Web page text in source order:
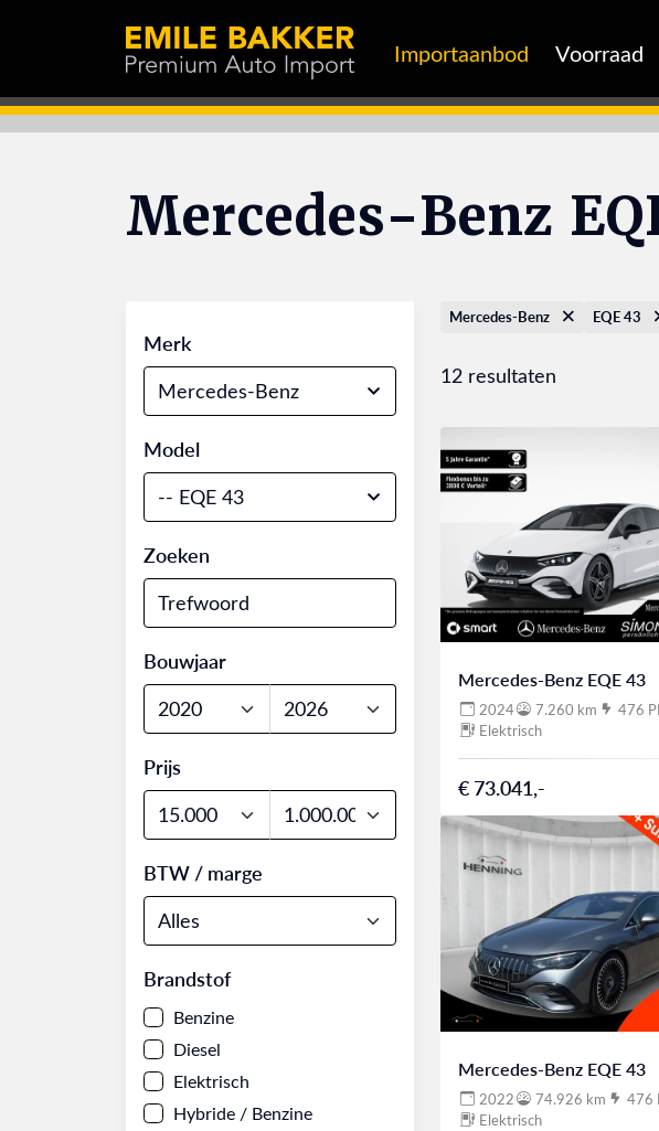
Importaanbod Voorraad
Mercedes-Benz
Merk
Mercedes-Benz
Model
-- EQE 43
Zoeken
Bouwjaar
Prijs
BTW / marge
Brandstof
Benzine
Diesel
Elektrisch
Hybride / Benzine
Mercedes-Benz EQE 43
12 resultaten
Mercedes-Benz EQE 43
2024 7.260 km
476
Elektrisch
€ 73.041,-
Mercedes-Benz EQE 43
2022 74.926 km
476
Elektrisch